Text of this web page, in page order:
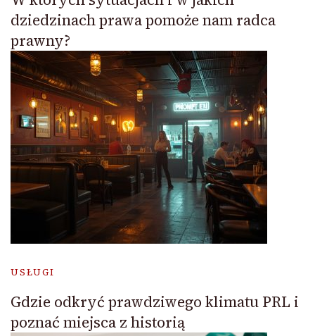
dziedzinach prawa pomoże nam radca
prawny?
USŁUGI
Gdzie odkryć prawdziwego klimatu PRL i
poznać miejsca z historią